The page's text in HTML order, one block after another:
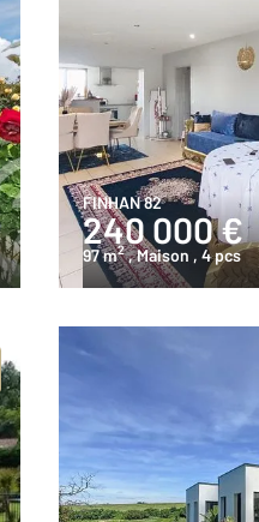
FINHAN 82
240 000 €
97 m2 , Maison , 4 pcs